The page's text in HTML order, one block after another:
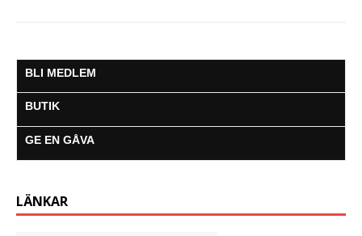
BLI MEDLEM
BUTIK
GE EN GÅVA
LÄNKAR